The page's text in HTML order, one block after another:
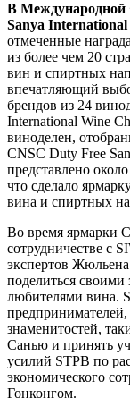
В Международной
Sanya
отмеченные
из более чем 20
вин и спиртных
впечатляющий
брендов из 24
International Wine
виноделен,
CNSC Duty Free
представлено
что сделало
вина и спиртных
Во время ярмарки
сотрудничестве с
экспертов
поделиться
любителями вина.
предпринимателей,
знаменитостей,
Санью и принять
усилий STPB по
экономического
Гонконгом.